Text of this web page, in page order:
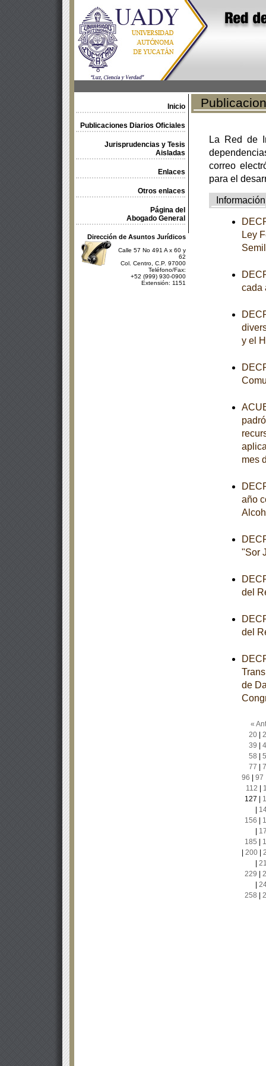
Inicio
Publicaciones Diarios Oficiales
Jurisprudencias y Tesis
Aisladas
Enlaces
Otros enlaces
Página del
Abogado General
Dirección de Asuntos Jurídicos
Calle 57 No 491 A x 60 y
62
Col. Centro, C.P. 97000
Teléfono/Fax:
+52 (999) 930-0900
Extensión: 1151
La Red de
correo
para el
Información
Ley
cada
y el
mes
año
"Sor
del
del
de
«
20|
39
58
77
96
97
112
127
156
185
200|
229
258